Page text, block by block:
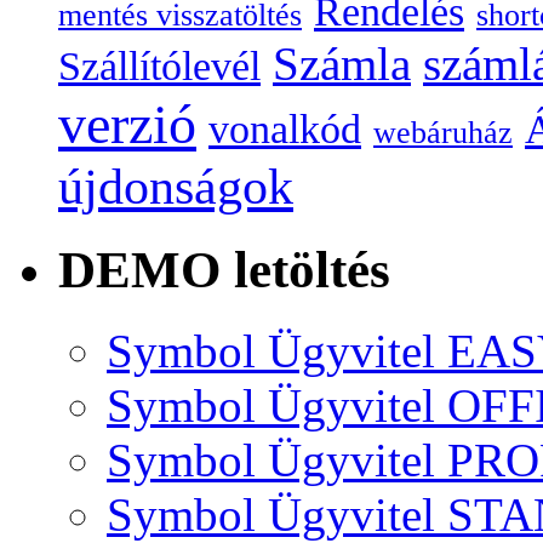
mentés visszatöltés Rendelés
Szállítólevél Számla
verzió vonalkód webáruház
újdonságok
DEMO letöltés
Symbol Ügyvitel
Symbol Ügyvitel
Symbol Ügyvitel
Symbol Ügyvitel